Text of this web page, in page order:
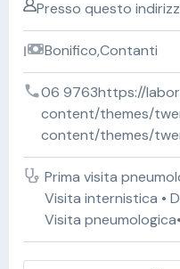
Presso questo
Bonifico,Contanti
06 9763https://
content/themes/
content/themes/
Prima visita
Visita internistica •
Visita